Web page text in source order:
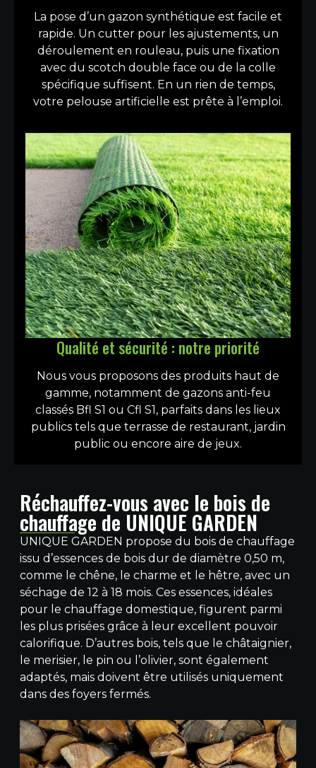
La pose d’un gazon synthétique est facile et
rapide. Un cutter pour les ajustements, un
déroulement en rouleau, puis une fixation
avec du scotch double face ou de la colle
spécifique suffisent. En un rien de temps,
votre pelouse artificielle est prête à l’emploi.
Qualité et sécurité : notre priorité
Nous vous proposons des produits haut de
gamme, notamment de gazons anti-feu
classés Bfl S1 ou Cfl S1, parfaits dans les lieux
publics tels que terrasse de restaurant, jardin
public ou encore aire de jeux.
Réchauffez-vous avec le bois de
chauffage de UNIQUE GARDEN
UNIQUE GARDEN propose du bois de chauffage
issu d’essences de bois dur de diamètre 0,50 m,
comme le chêne, le charme et le hêtre, avec un
séchage de 12 à 18 mois. Ces essences, idéales
pour le chauffage domestique, figurent parmi
les plus prisées grâce à leur excellent pouvoir
calorifique. D’autres bois, tels que le châtaignier,
le merisier, le pin ou l’olivier, sont également
adaptés, mais doivent être utilisés uniquement
dans des foyers fermés.